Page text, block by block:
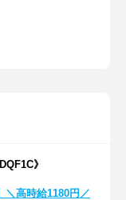
》
＼高時給1180円／